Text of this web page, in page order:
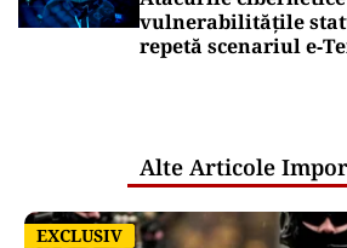
vulnerabilitățile
repetă scenariul
Alte Articole
EXCLUSIV
EXCLUSIV